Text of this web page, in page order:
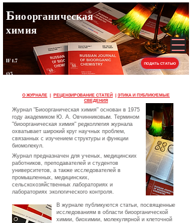
IF 1.7
Q3
ПОДАТЬ СТАТЬЮ
Биоорганическая
химия
О ЖУРНАЛЕ РЕЦЕНЗИРОВАНИЕ СТАТЕЙ
ЭТИКА И ПУБЛИКУЕМЫЕ
СВЕДЕНИЯ
​​​​​Журнал "Биоорганическая xимия" основан в 1975
году академиком Ю. А. Овчинниковым. Термином
"биоорганическая химия" редколлегия журнала
охватывает широкий круг научных проблем,
связанных с изучением структуры и функции
биомолекул.​​
Журнал предназначен для ученых, медицинских
работников, преподавателей и студентов
университетов, а также исследователей в
промышленных, медицинских,
сельскохозяйственных лабораториях и
лабораториях экологического контроля.​​
В журнале публикуются статьи, посвященные
исследованиям в области биоорганической
химии, биохимии, молекулярной и клеточной